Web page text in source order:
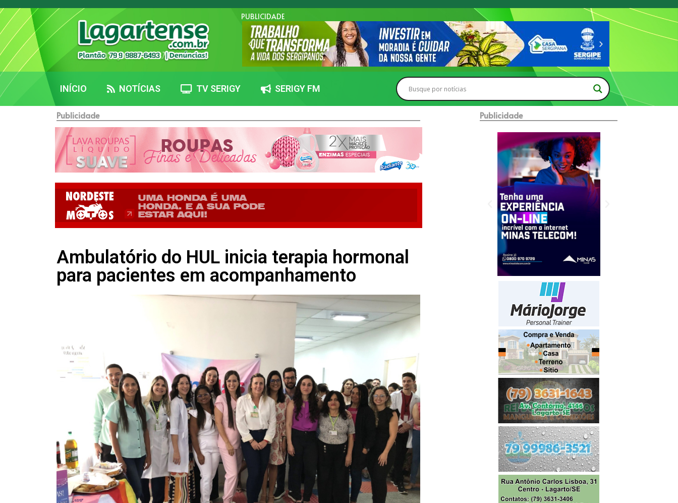
PUBLICIDADE
INÍCIO NOTÍCIAS TV SERIGY SERIGY FM
Publicidade
Ambulatório do HUL inicia terapia hormonal
para pacientes em acompanhamento
Publicidade